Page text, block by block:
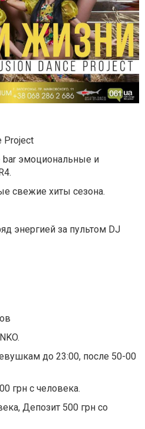
Project
bar эмоциональные и
свежие хиты сезона.
энергией за пультом DJ
до 23:00, после 50-00
грн с человека.
Депозит 500 грн со